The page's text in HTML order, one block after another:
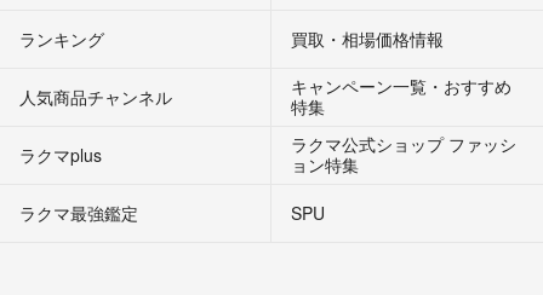
ランキング 買取・相場価格情報
人気商品チャンネル
キャンペーン一覧・おすすめ
特集
ラクマplus
ラクマ公式ショップ ファッシ
ョン特集
ラクマ最強鑑定
SPU